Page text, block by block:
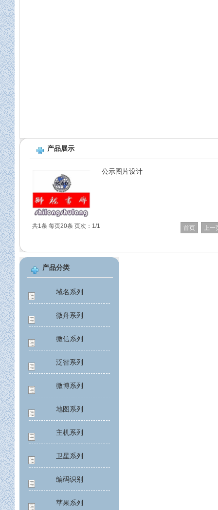
产品展示
公示图片设计
共1条 每页20条 页次：1/1 首页 上一
产品分类
域名系列
微舟系列
微信系列
泛智系列
微博系列
地图系列
主机系列
卫星系列
编码识别
苹果系列